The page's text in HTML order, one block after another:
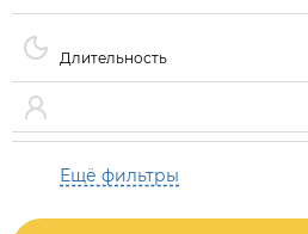
Длительность
Ещё фильтры